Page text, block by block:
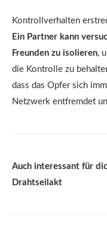
Kontrollverhalten
Ein Partner kann
Freunden zu isolieren,
die Kontrolle zu
dass das Opfer sich
Netzwerk entfremdet
Auch interessant für
Drahtseilakt